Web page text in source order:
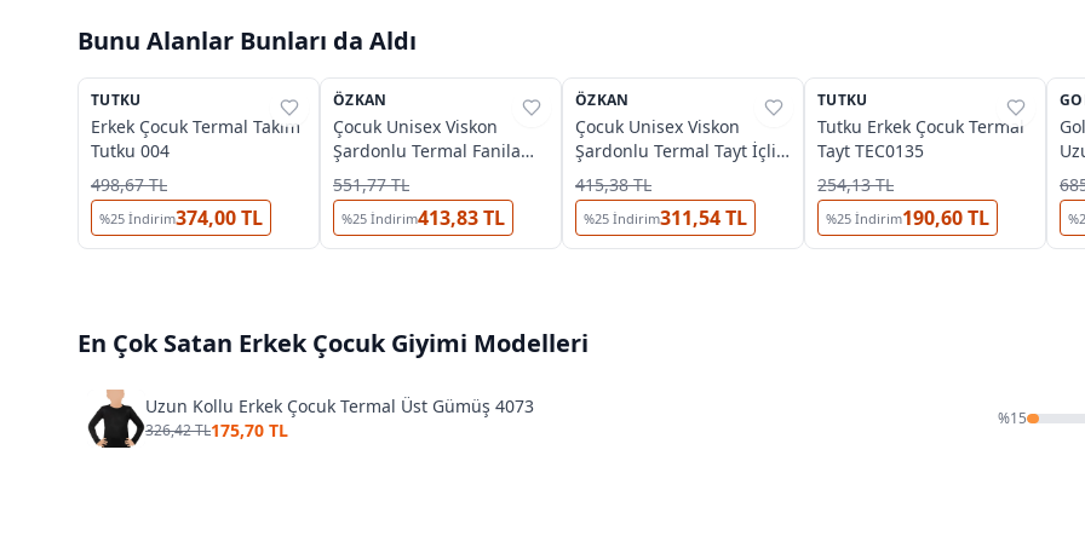
Bunu Alanlar Bunları da Aldı
%38
TUTKU
Erkek Çocuk Termal Takım
Tutku 004
498,67 TL
%25 İndirim374,00 TL
%37
ÖZKAN
Çocuk Unisex Viskon
Şardonlu Termal Fanila
İçlik Özkan 31790
551,77 TL
%25 İndirim413,83 TL
%37
ÖZKAN
Çocuk Unisex Viskon
Şardonlu Termal Tayt İçlik
Özkan 30312
415,38 TL
%25 İndirim311,54 TL
%38
TUTKU
Tutku Erkek Çocuk Termal
Tayt TEC0135
254,13 TL
%25 İndirim190,60 TL
%
%
En Çok Satan Erkek Çocuk Giyimi Modelleri
Uzun Kollu Erkek Çocuk Termal Üst Gümüş 4073
326,42 TL175,70 TL
%15